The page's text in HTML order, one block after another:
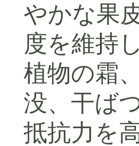
やかな果
度を維持
植物の霜
没、干ば
抵抗力を